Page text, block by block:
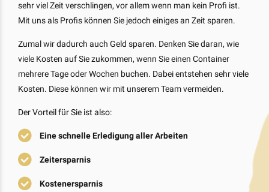
sehr viel Zeit verschlingen, vor allem wenn man kein Profi ist.
Mit uns als Profis können Sie jedoch einiges an Zeit sparen.
Zumal wir dadurch auch Geld sparen. Denken Sie daran, wie
viele Kosten auf Sie zukommen, wenn Sie einen Container
mehrere Tage oder Wochen buchen. Dabei entstehen sehr viele
Kosten. Diese können wir mit unserem Team vermeiden.
Der Vorteil für Sie ist also:
Eine schnelle Erledigung aller Arbeiten
Zeitersparnis
Kostenersparnis